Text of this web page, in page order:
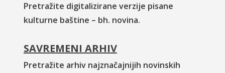
Pretražite digitalizirane verzije pisane
kulturne baštine – bh. novina.
SAVREMENI ARHIV
Pretražite arhiv najznačajnijih novinskih